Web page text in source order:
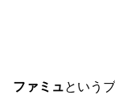
ファミュという